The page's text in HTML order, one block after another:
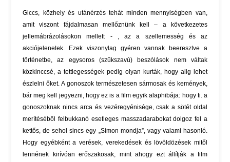
Giccs, közhely és utánérzés tehát minden mennyiségben van,
amit viszont fájdalmasan mellőznünk kell – a következetes
jellemábrázolásokon mellett - , az a szellemesség és az
akciójelenetek. Ezek viszonylag gyéren vannak beeresztve a
történetbe, az egysoros (szűkszavú) beszólások nem váltak
közkinccsé, a tettlegességek pedig olyan kurták, hogy alig lehet
észlelni őket. A gonoszok természetesen sármosak és kemények,
bár meg kell jegyezni, hogy ez is a film egyik alaphibája: hogy ti. a
gonoszoknak nincs arca és vezéregyénisége, csak a sötét oldal
merítéséből felbukkanó esetleges masszadarabokat dolgoz fel a
kettős, de sehol sincs egy „Simon mondja”, vagy valami hasonló.
Hogy egyébként a verések, verekedések és lövöldözések mitől
lennének kirívóan erőszakosak, mint ahogy ezt állítják a film